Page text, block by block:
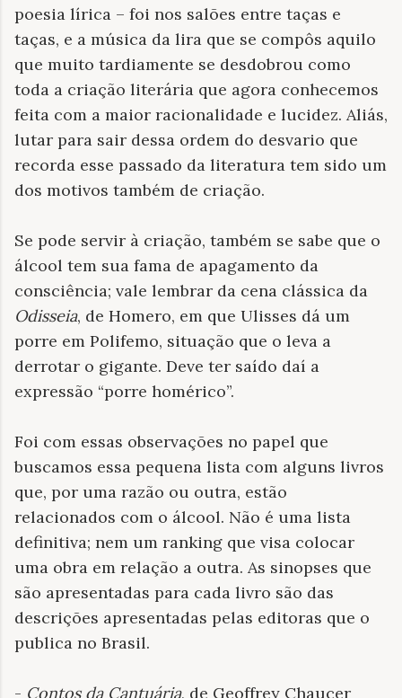
poesia lírica – foi nos salões entre taças e
taças, e a música da lira que se compôs aquilo
que muito tardiamente se desdobrou como
toda a criação literária que agora conhecemos
feita com a maior racionalidade e lucidez. Aliás,
lutar para sair dessa ordem do desvario que
recorda esse passado da literatura tem sido um
dos motivos também de criação.
Se pode servir à criação, também se sabe que o
álcool tem sua fama de apagamento da
consciência; vale lembrar da cena clássica da
Odisseia, de Homero, em que Ulisses dá um
porre em Polifemo, situação que o leva a
derrotar o gigante. Deve ter saído daí a
expressão “porre homérico”.
Foi com essas observações no papel que
buscamos essa pequena lista com alguns livros
que, por uma razão ou outra, estão
relacionados com o álcool. Não é uma lista
definitiva; nem um ranking que visa colocar
uma obra em relação a outra. As sinopses que
são apresentadas para cada livro são das
descrições apresentadas pelas editoras que o
publica no Brasil.
- Contos da Cantuária, de Geoffrey Chaucer